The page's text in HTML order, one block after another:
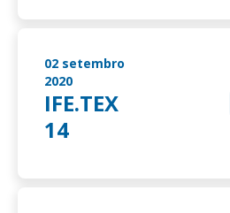
02 setembro
2020
IFE.TEX
14